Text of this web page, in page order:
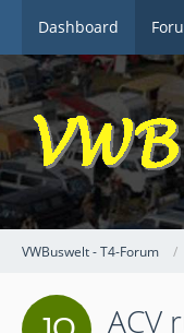
Dashboard
VWBuswelt - T4-Forum
ACV